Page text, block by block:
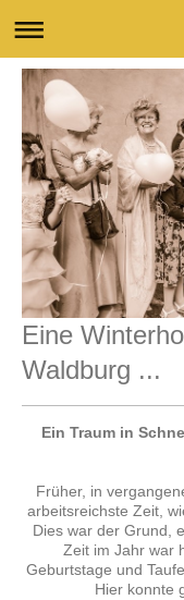
Eine
Waldburg ...
Ein Traum in
Früher, in
arbeitsreichste Zeit,
Dies war der Grund,
Zeit im Jahr war
Geburtstage und
Hier konnte